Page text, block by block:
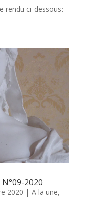
rendu ci-dessous:
2020
2020 | A la une,